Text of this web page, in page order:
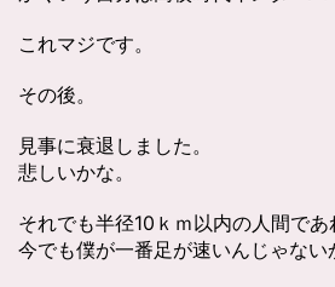
これマジです。
その後。
見事に衰退しました。
悲しいかな。
それでも半径10ｋｍ以内の人間であ
今でも僕が一番足が速いんじゃない